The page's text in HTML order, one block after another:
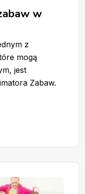
w
z
mogą
jest
Zabaw.